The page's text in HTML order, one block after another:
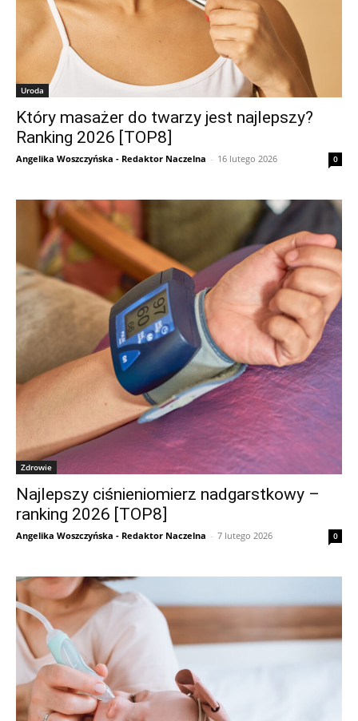
Uroda
Który masażer do twarzy jest najlepszy?
Ranking 2026 [TOP8]
Angelika Woszczyńska - Redaktor Naczelna - 16 lutego 2026 0
Zdrowie
Najlepszy ciśnieniomierz nadgarstkowy –
ranking 2026 [TOP8]
Angelika Woszczyńska - Redaktor Naczelna - 7 lutego 2026 0